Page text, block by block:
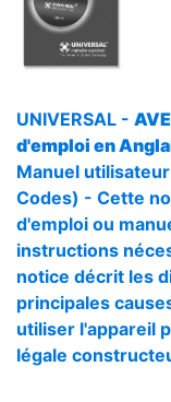
UNIVERSAL -
d'emploi en
Manuel utilisateur
Codes) - Cette
d'emploi ou
instructions
notice décrit les
principales
utiliser l'appareil
légale